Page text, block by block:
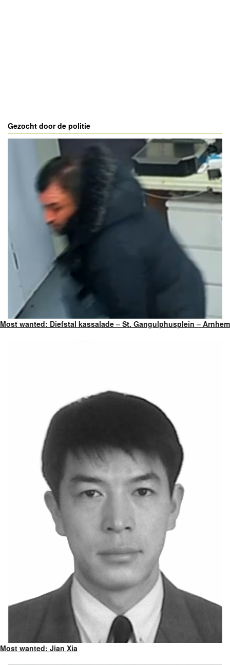
Gezocht door de politie
Most wanted: Diefstal kassalade – St. Gangulphusplein – Arnhem
Most wanted: Jian Xia